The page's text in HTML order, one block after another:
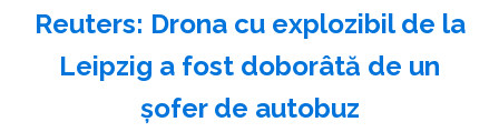
Reuters: Drona cu explozibil de la
Leipzig a fost doborâtă de un
şofer de autobuz